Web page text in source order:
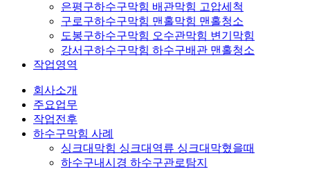
은평구하수구막힘 배관막힘 고압세척
구로구하수구막힘 맨홀막힘 맨홀청소
도봉구하수구막힘 오수관막힘 변기막힘
강서구하수구막힘 하수구배관 맨홀청소
작업영역
회사소개
주요업무
작업전후
하수구막힘 사례
싱크대막힘 싱크대역류 싱크대막혔을때
하수구내시경 하수구관로탐지